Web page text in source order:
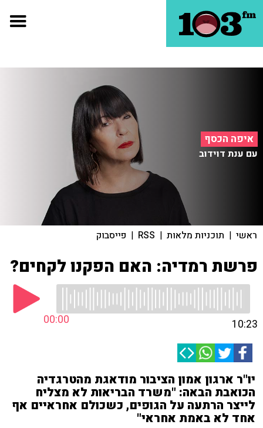
איפה הכסף
עם ענת דוידוב
ראשי | תוכניות מלאות |
RSS
| פייסבוק
פרשת רמדיה: האם הפקנו לקחים?
00:00 10:23
יו"ר ארגון אמון הציבור מודאגת מהטרגדיה
הכואבת הבאה: "משרד הבריאות לא מצליח
לייצר הרתעה על הגופים, כשכולם אחראיים אף
אחד לא באמת אחראי"